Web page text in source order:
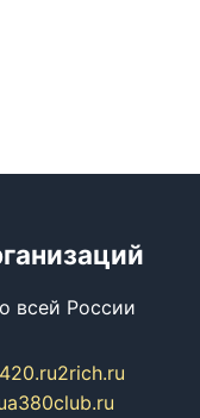
всей России
2rich.ru
a380club.ru